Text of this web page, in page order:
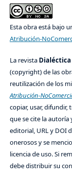
Esta obra está bajo
Atribución-
La revista Dialéctica
(copyright) de las
reutilización de los
Atribución-
copiar, usar,
que se cite la
editorial, URL y DOI
onerosos y se
licencia de uso. Si
debe distribuir su